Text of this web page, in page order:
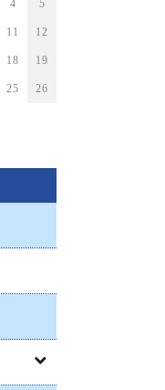
4 5
11 12
18 19
25 26